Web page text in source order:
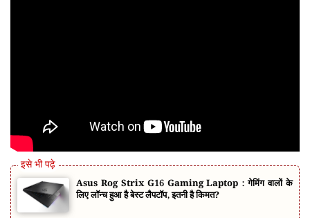
Asus Rog Strix G16 Gaming Laptop : गेमिंग वालों के
लिए लॉन्च हुआ है बेस्ट लैपटॉप, इतनी है किमत?